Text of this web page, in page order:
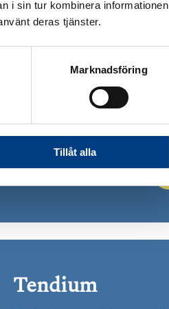
i sin tur kombinera informationen
deras tjänster.
Marknadsföring
Tillåt alla
Synoptik
Svenska Taxiförbundet har
med Synoptik för att
Tendium